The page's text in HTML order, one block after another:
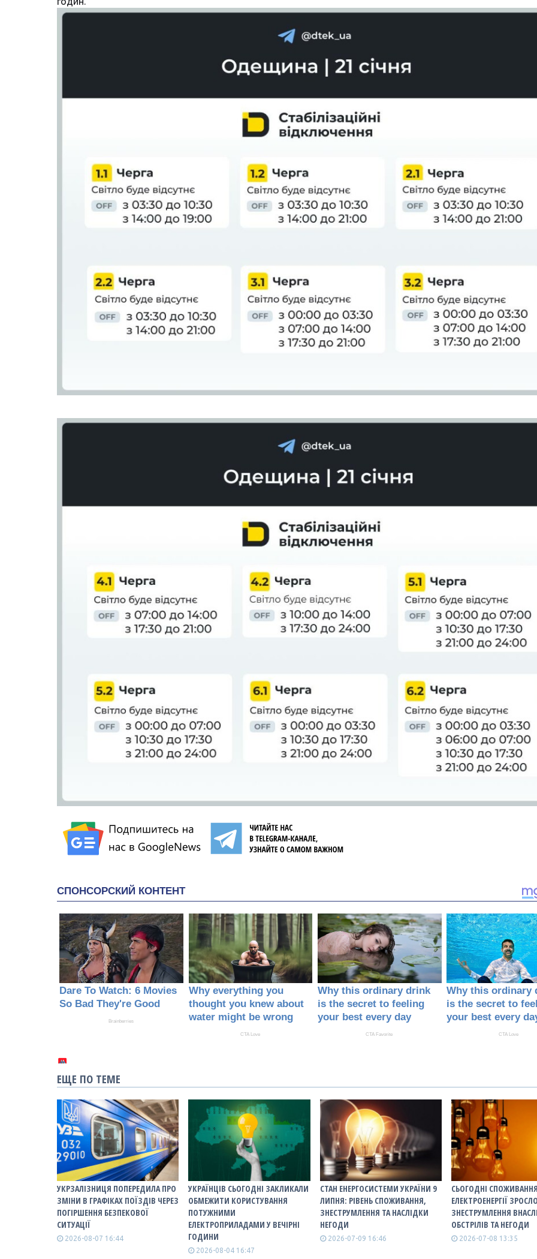
ЕЩЕ ПО ТЕМЕ
УКРЗАЛІЗНИЦЯ ПОПЕРЕДИЛА ПРО
ЗМІНИ В ГРАФІКАХ ПОЇЗДІВ ЧЕРЕЗ
ПОГІРШЕННЯ БЕЗПЕКОВОЇ
СИТУАЦІЇ
2026-08-07 16:44
УКРАЇНЦІВ СЬОГОДНІ ЗАКЛИКАЛИ
ОБМЕЖИТИ КОРИСТУВАННЯ
ПОТУЖНИМИ
ЕЛЕКТРОПРИЛАДАМИ У ВЕЧІРНІ
ГОДИНИ
2026-08-04 16:47
СТАН ЕНЕРГОСИСТЕМИ УКРАЇНИ 9
ЛИПНЯ: РІВЕНЬ СПОЖИВАННЯ,
ЗНЕСТРУМЛЕННЯ ТА НАСЛІДКИ
НЕГОДИ
2026-07-09 16:46
СЬОГОДНІ
ЕЛЕКТРОЕНЕРГІЇ
ЗНЕСТРУМЛЕННЯ
ОБСТРІЛІВ ТА НЕГОДИ
2026-07-08 13:35